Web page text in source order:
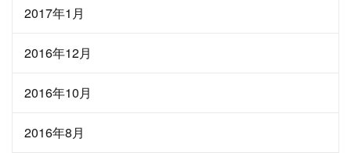
2017年1月
2016年12月
2016年10月
2016年8月